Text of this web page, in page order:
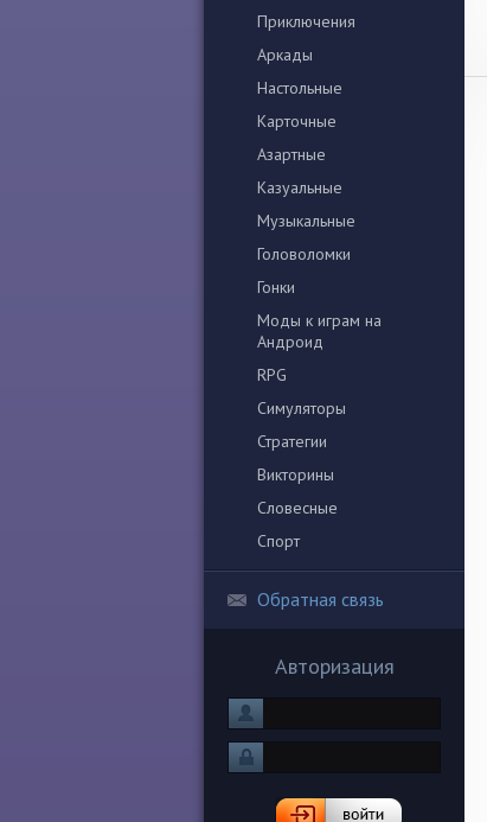
Приключения
Аркады
Настольные
Карточные
Азартные
Казуальные
Музыкальные
Головоломки
Гонки
Моды к играм на
Андроид
RPG
Симуляторы
Стратегии
Викторины
Словесные
Спорт
Обратная связь
Авторизация